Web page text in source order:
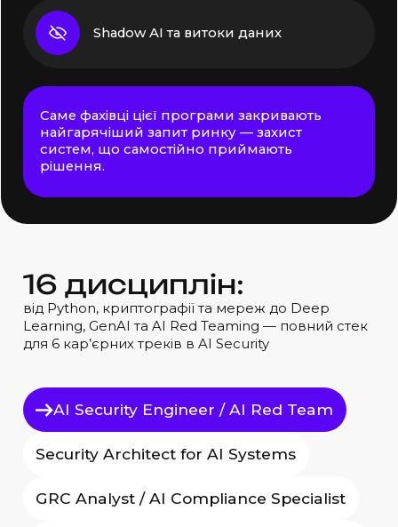
Shadow AI та витоки даних
Саме фахівці цієї програми закривають
найгарячіший запит ринку — захист
систем, що самостійно приймають
рішення.
16 дисциплін:
від Python, криптографії та мереж до Deep
Learning, GenAI та AI Red Teaming — повний стек
для 6 кар’єрних треків в AI Security
AI Security Engineer / AI Red Team
Security Architect for AI Systems
GRC Analyst / AI Compliance Specialist